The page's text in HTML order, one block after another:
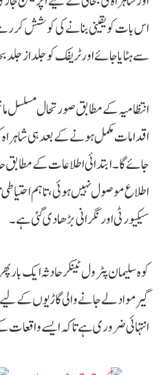
اس بات کو یقینی بنانے کی کوشش کر
سے ہٹایا جائے اور ٹریفک کو جلد از جلد
انتظامیہ کے مطابق صورتحال مسلسل
اقدامات مکمل ہونے کے بعد ہی شاہراہ
جائے گا۔ ابتدائی اطلاعات کے
اطلاع موصول نہیں ہوئی، تاہم
سیکیورٹی اور نگرانی بڑھا دی گئی ہے۔
کوہ سلیمان پٹرول ٹینکر حادثہ ایک
گیر مواد لے جانے والی گاڑیوں کے
انتہائی ضروری ہے تاکہ ایسے واقعات